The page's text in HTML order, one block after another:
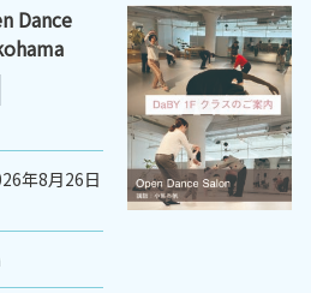
Dance
年8月26日